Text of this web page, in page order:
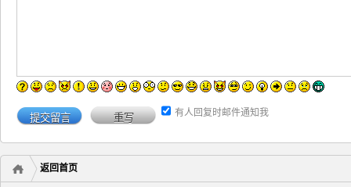
有人回复时邮件通知我
返回首页